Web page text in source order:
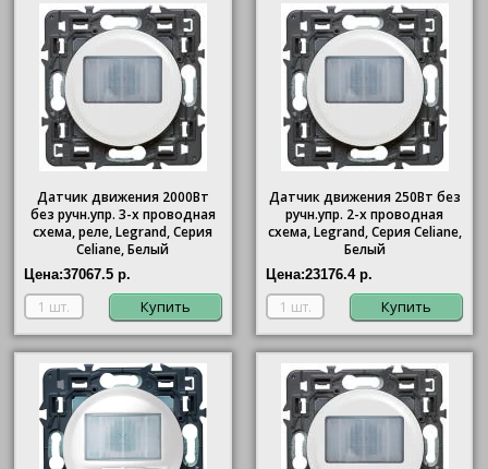
Датчик движения 2000Вт
без ручн.упр. 3-х проводная
схема, реле, Legrand, Серия
Celiane, Белый
Цена:37067.5 р.
Купить
Датчик движения 250Вт без
ручн.упр. 2-х проводная
схема, Legrand, Серия Celiane,
Белый
Цена:23176.4 р.
Купить